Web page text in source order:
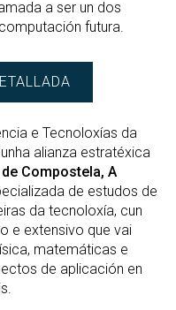
a ser un dos
futura.
e Tecnoloxías da
alianza estratéxica
Compostela, A
de estudos de
da tecnoloxía, cun
e extensivo que vai
matemáticas e
de aplicación en